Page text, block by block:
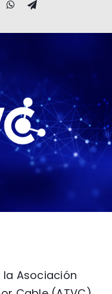
Asociación